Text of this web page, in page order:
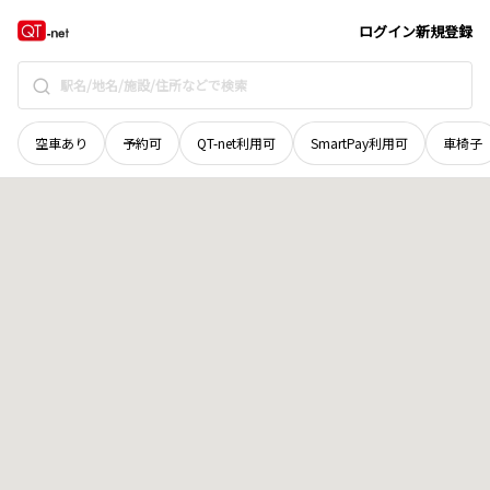
ログイン新規登録
空車あり 予約可 QT-net利用可 SmartPay利用可 車椅子
広島県